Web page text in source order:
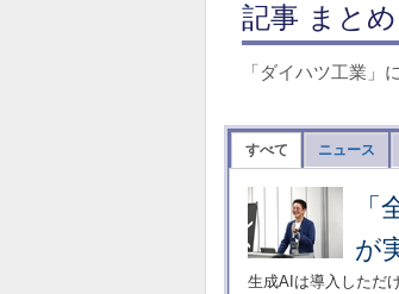
記事 まとめ
「ダイハツ工業」
すべて ニュース
が
生成AIは導入しただ